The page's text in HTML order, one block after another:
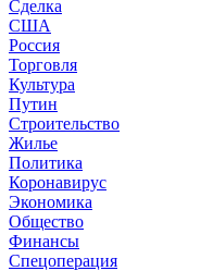
Сделка
США
Россия
Торговля
Культура
Путин
Строительство
Жилье
Политика
Коронавирус
Экономика
Общество
Финансы
Спецоперация